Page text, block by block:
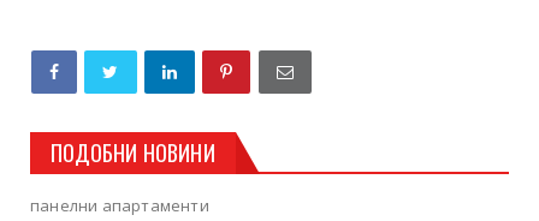
ПОДОБНИ НОВИНИ
панелни апартаменти